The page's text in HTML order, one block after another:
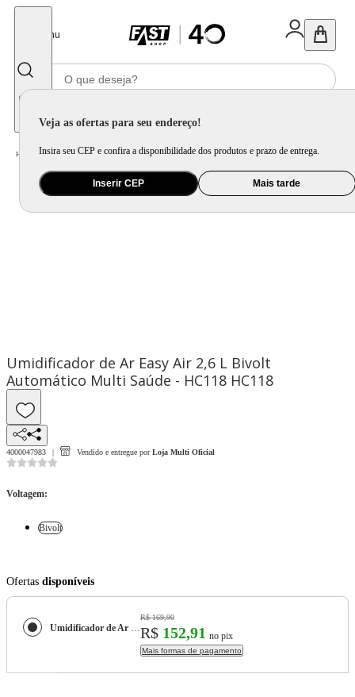
Menu
Veja as ofertas para seu endereço!
Insira seu CEP e confira a disponibilidade dos produtos e prazo de entrega.
Inserir CEP Mais tarde
Home Saúde e Beleza / Tratamento de Ar / Umidificador e Difusor de Ar
Umidificador de Ar Easy Air 2,6 L Bivolt
Automático Multi Saúde - HC118 HC118
4000047983 Vendido e entregue por Loja Multi Oficial
Voltagem:
Bivolt
Ofertas disponíveis
Umidificador de Ar Easy Air 2,6 L Bivolt Automático Multi Saúde - HC118 HC118
R$ 169,90
R$ 152,91 no pix
Mais formas de pagamento